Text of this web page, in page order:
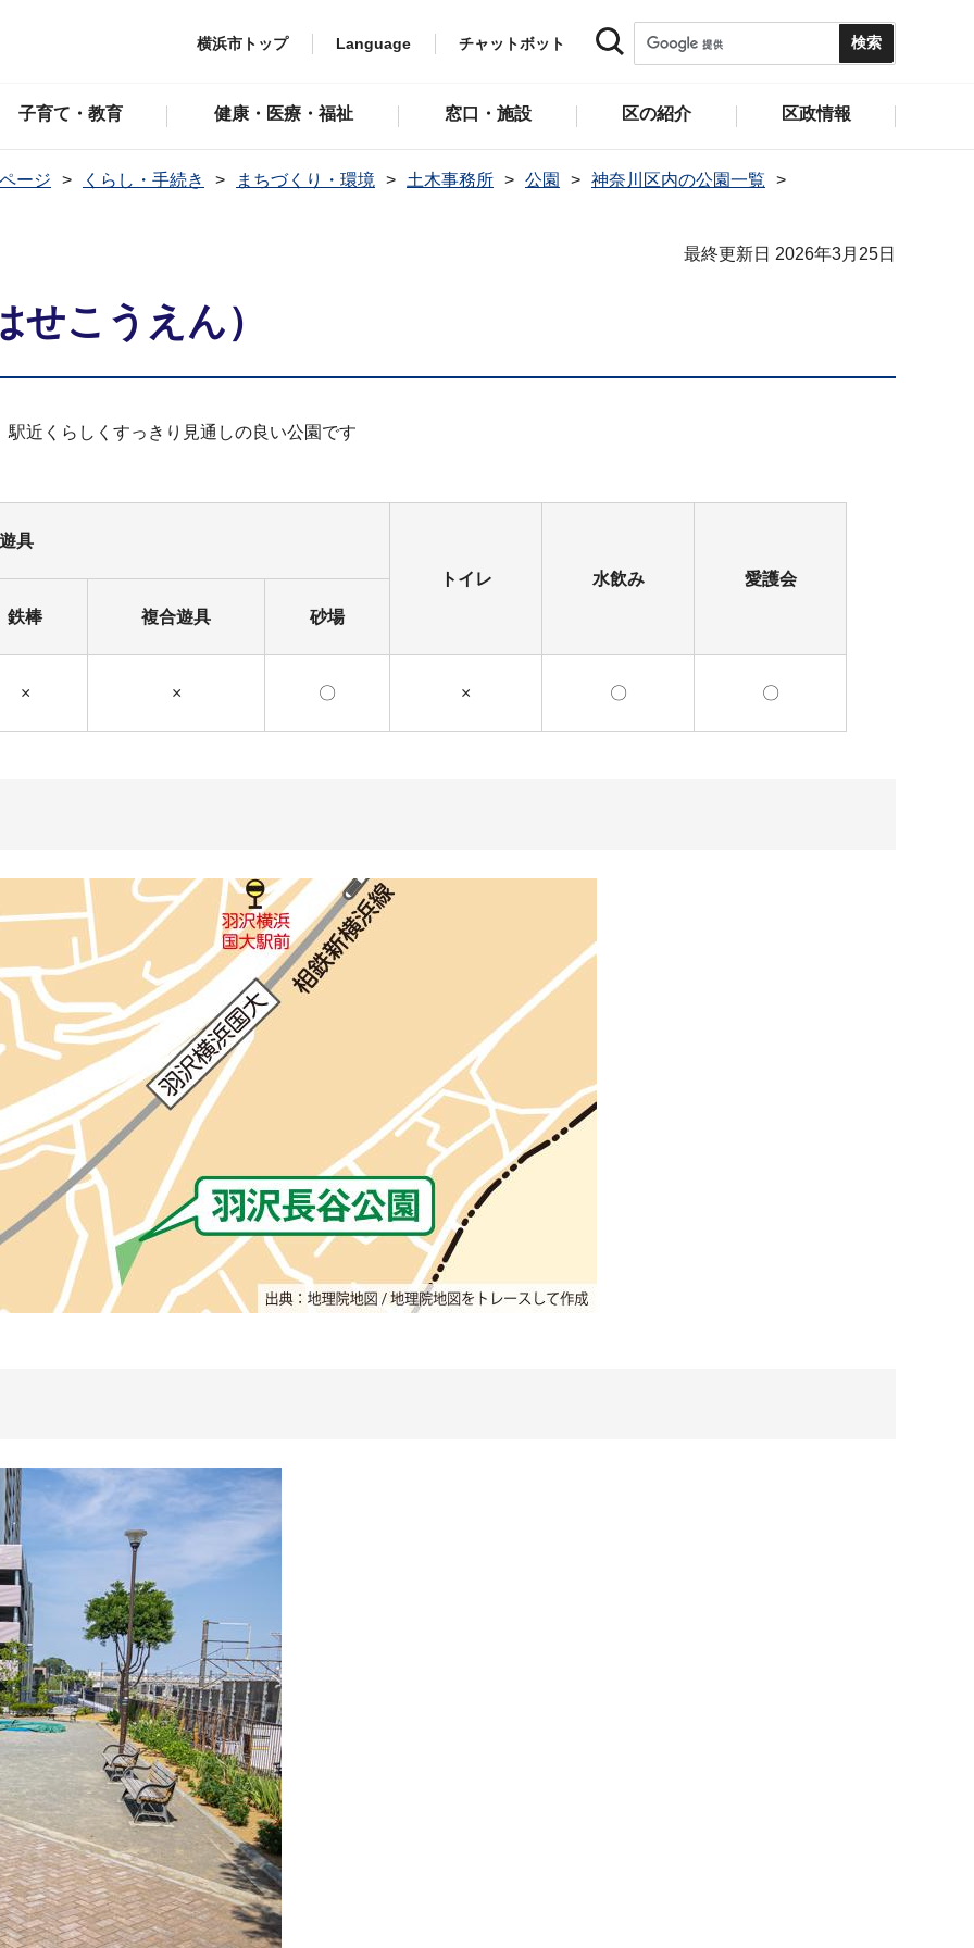
横浜市トップ Language チャットボット
子育て・教育 健康・医療・福祉 窓口・施設 区の紹介 区政情報
ージ くらし・手続き まちづくり・環境 土木事務所 公園 神奈川区内の公園一覧
最終更新日 2026年3月25日
せこうえん）
近くらしくすっきり見通しの良い公園です
具
トイレ 水飲み 愛護会
鉄棒 複合遊具 砂場
× × 〇 × 〇 〇